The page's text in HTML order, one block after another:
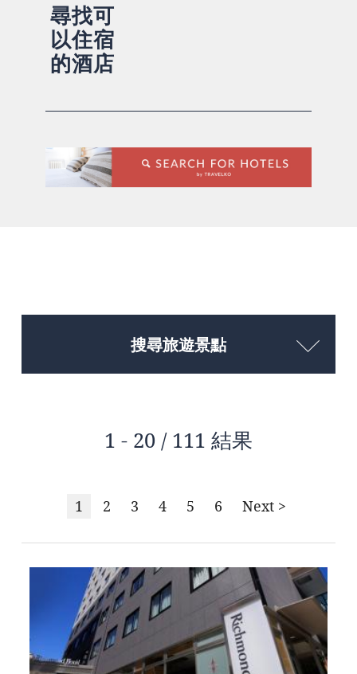
尋找可
以住宿
的酒店
搜尋旅遊景點
1 - 20 / 111 結果
1 2 3 4 5 6 Next >